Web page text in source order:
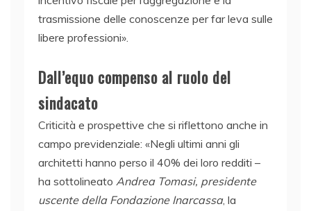
trasmissione delle conoscenze per far leva sulle
libere professioni».
Dall’equo compenso al ruolo del
sindacato
Criticità e prospettive che si riflettono anche in
campo previdenziale: «Negli ultimi anni gli
architetti hanno perso il 40% dei loro redditi –
ha sottolineato Andrea Tomasi, presidente
uscente della Fondazione Inarcassa, la